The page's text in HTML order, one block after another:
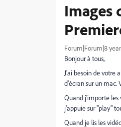
Images
Forum|Forum|8
Bonjour à tous,
J'ai besoin de votre
d'écran sur un mac.
Quand j'importe les
j'appuie sur "play"
Quand je lis les